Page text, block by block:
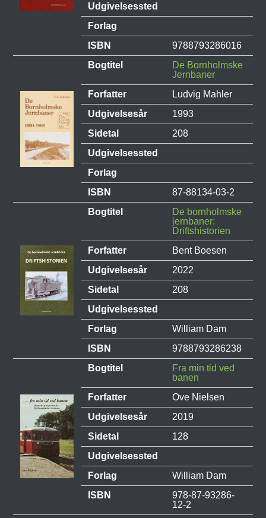
Udgivelsessted
Forlag
ISBN
9788793286016
Bogtitel
De Bornholmske
Jernbaner
Forfatter
Ludvig Mahler
Udgivelsesår
1993
Sidetal
208
Udgivelsessted
Forlag
ISBN
87-88134-03-2
Bogtitel
De bornholmske
jernbaner:
Driftshistorien
Forfatter
Bent Boesen
Udgivelsesår
2022
Sidetal
208
Udgivelsessted
Forlag
William Dam
ISBN
9788793286238
Bogtitel
Fra min tid ved
banen
Forfatter
Ove Nielsen
Udgivelsesår
2019
Sidetal
128
Udgivelsessted
Forlag
William Dam
ISBN
978-87-93286-
12-2